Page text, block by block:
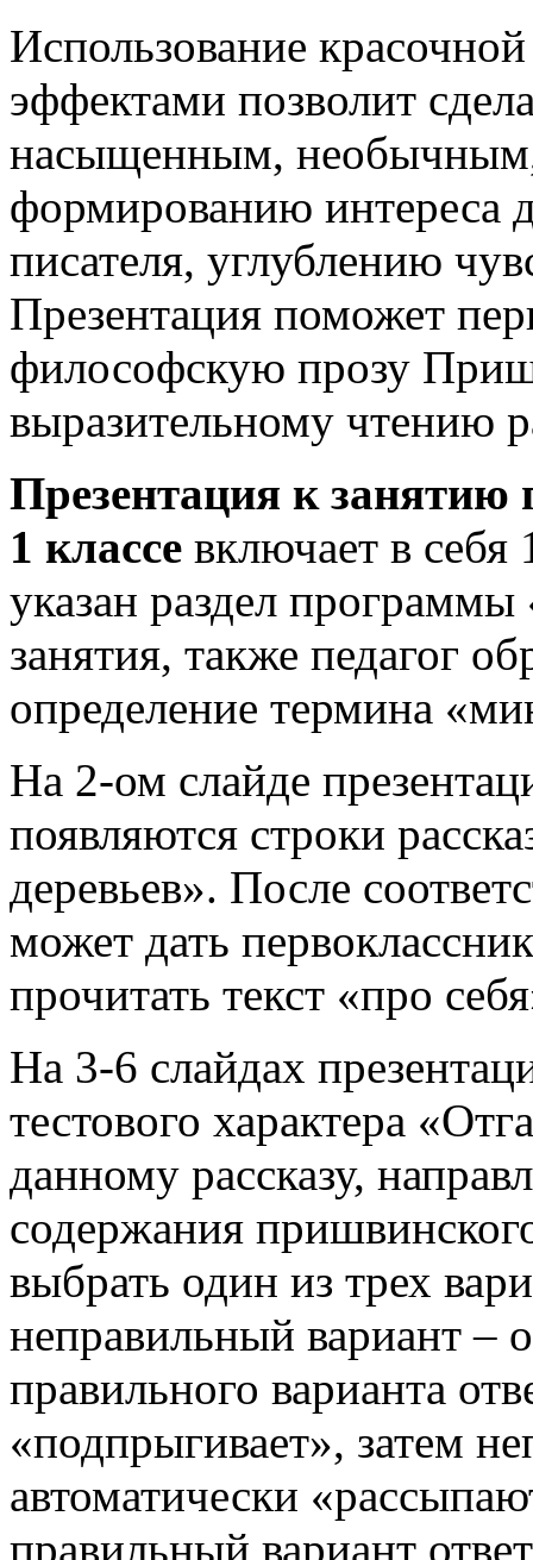
Использование
эффектами позволит
насыщенным, необычным,
формированию интереса
писателя, углублению
Презентация поможет
философскую прозу
выразительному чтению
Презентация к
1 классе включает в
указан раздел
занятия, также педагог
определение термина
На 2-ом слайде
появляются строки
деревьев». После
может дать
прочитать текст «про
На 3-6 слайдах
тестового характера
данному рассказу,
содержания
выбрать один из трех
неправильный вариант –
правильного варианта
«подпрыгивает», затем
автоматически
правильный вариант